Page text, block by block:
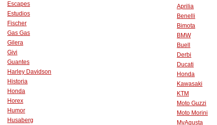
Escapes
Estudios
Fischer
Gas Gas
Gilera
Givi
Guantes
Harley Davidson
Historia
Honda
Horex
Humor
Husaberg
Aprilia
Benelli
Bimota
BMW
Buell
Derbi
Ducati
Honda
Kawasaki
KTM
Moto Guzzi
Moto Morini
MvAgusta